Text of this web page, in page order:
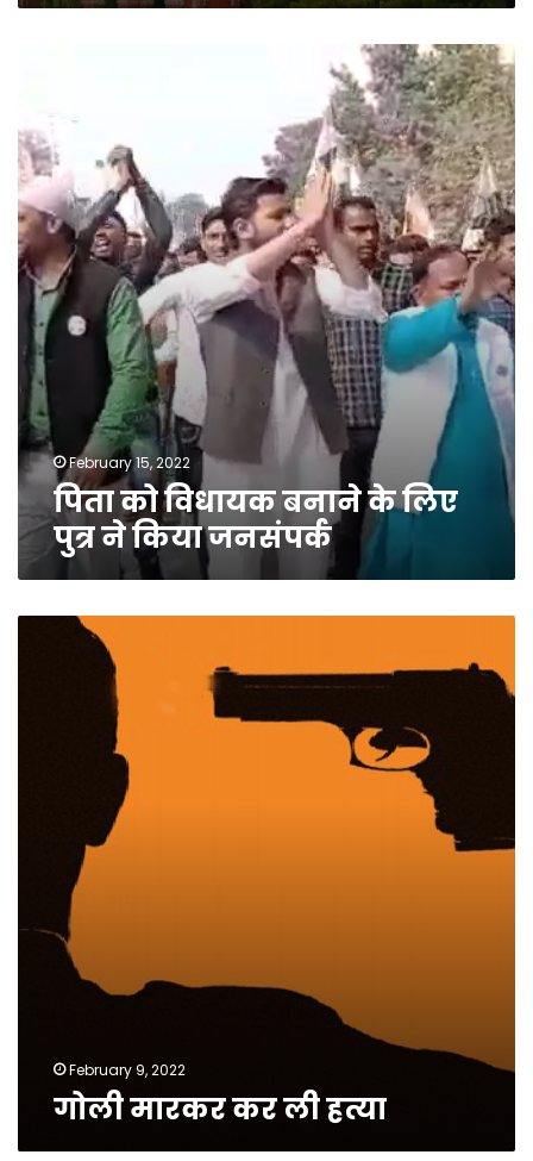
बनाने
के
लिए
पुत्र
ने
किया
जनसंपर्क
February 15, 2022
पिता को विधायक बनाने के लिए
पुत्र ने किया जनसंपर्क
February 9, 2022
गोली मारकर कर ली हत्या